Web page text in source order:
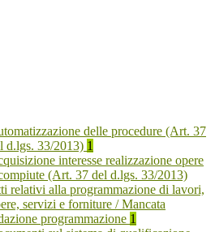
delle procedure (Art. 37
d.lgs. 33/2013) 1
interesse realizzazione opere
(Art. 37 del d.lgs. 33/2013)
relativi alla programmazione di lavori,
servizi e forniture / Mancata
programmazione 1